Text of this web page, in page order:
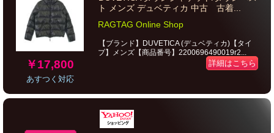
￥17,800
あすつく対応
ト メンズ デュベティカ 中古 古着...
RAGTAG Online Shop
【ブランド】DUVETICA (デュベティカ)【タイ
プ】メンズ【商品番号】2200696490019r2...
詳細はこちら